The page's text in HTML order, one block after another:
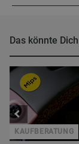
Das könnte
KAUFBERATUNG